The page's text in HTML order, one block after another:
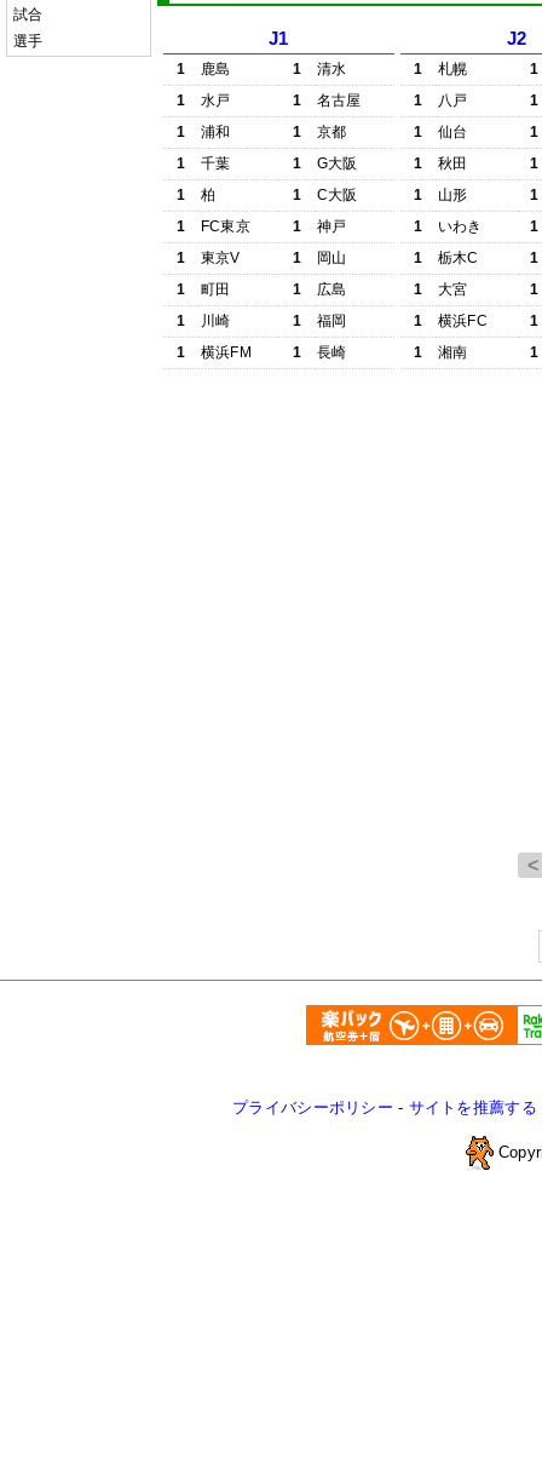
試合
選手
J1
1 鹿島 1
清水
1
水戸 1
名古屋
1
浦和 1
京都
1
千葉 1
G大阪
1
柏 1
C大阪
1
FC東京 1
神戸
1
東京V 1
岡山
1
町田 1
広島
1
川崎 1
福岡
1
横浜FM 1 長崎
J2
1 札幌
1
1
八戸
1
1
仙台
1
1
秋田
1
1
山形
1
1
いわき
1
1
栃木C
1
1
大宮
1
1
横浜FC
1
1
湘南 1
プライバシーポリシー - サイトを推薦する